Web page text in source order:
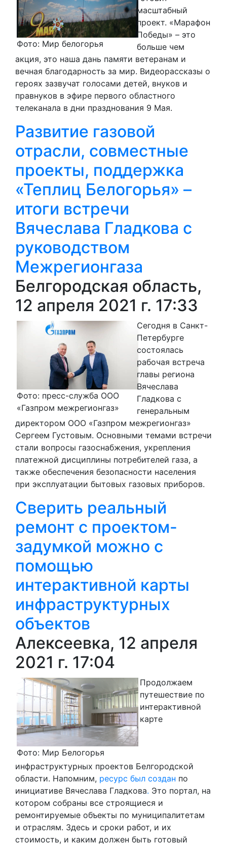
Фото: Мир белогорья
масштабный
проект. «Марафон
Победы» – это
больше чем
акция, это наша дань памяти ветеранам и
вечная благодарность за мир. Видеорассказы о
героях зазвучат голосами детей, внуков и
правнуков в эфире первого областного
телеканала в дни празднования 9 Мая.
Развитие газовой
отрасли, совместные
проекты, поддержка
«Теплиц Белогорья» –
итоги встречи
Вячеслава Гладкова с
руководством
Межрегионгаза
Белгородская область,
12 апреля 2021 г. 17:33
Фото: пресс-служба ООО
«Газпром межрегионгаз»
Сегодня в Санкт-
Петербурге
состоялась
рабочая встреча
главы региона
Вячеслава
Гладкова с
генеральным
директором ООО «Газпром межрегионгаз»
Сергеем Густовым. Основными темами встречи
стали вопросы газоснабжения, укрепления
платежной дисциплины потребителей газа, а
также обеспечения безопасности населения
при эксплуатации бытовых газовых приборов.
Сверить реальный
ремонт с проектом-
задумкой можно с
помощью
интерактивной карты
инфраструктурных
объектов
Алексеевка, 12 апреля
2021 г. 17:04
Фото: Мир Белогорья
Продолжаем
путешествие по
интерактивной
карте
инфраструктурных проектов Белгородской
области. Напомним, ресурс был создан по
инициативе Вячеслава Гладкова. Это портал, на
котором собраны все строящиеся и
ремонтируемые объекты по муниципалитетам
и отраслям. Здесь и сроки работ, и их
стоимость, и каким должен быть готовый